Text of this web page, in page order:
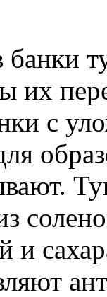
банки
их
с
и